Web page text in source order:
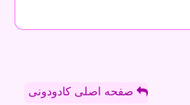
صفحه اصلی کادودونی